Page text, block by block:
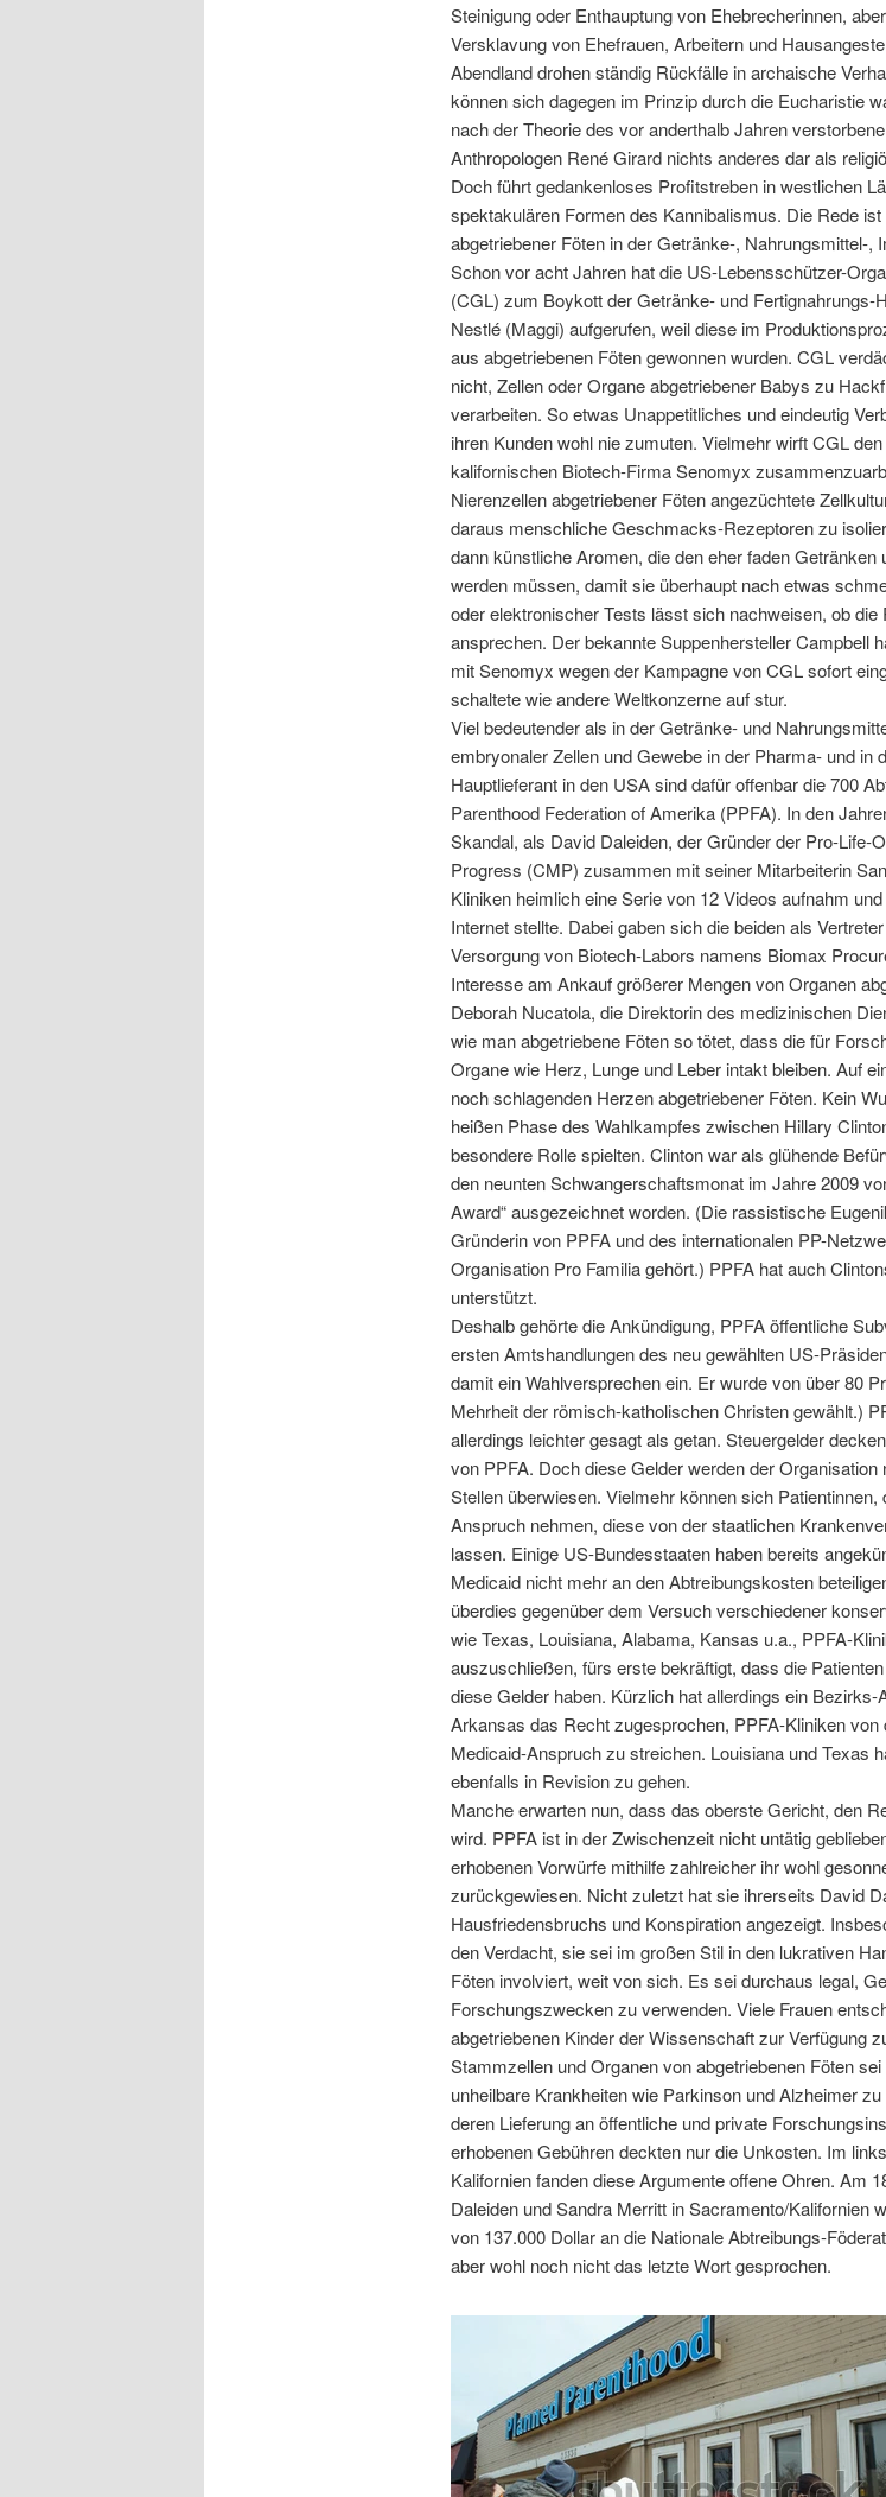
Steinigung oder Enthauptung von Ehebrecherinnen,
Versklavung von Ehefrauen, Arbeitern und
Abendland drohen ständig Rückfälle in archaische
können sich dagegen im Prinzip durch die Eucharistie
nach der Theorie des vor anderthalb Jahren
Anthropologen René Girard nichts anderes dar als
Doch führt gedankenloses Profitstreben in westlichen
spektakulären Formen des Kannibalismus. Die Rede
abgetriebener Föten in der Getränke-, Nahrungsmittel-,
Schon vor acht Jahren hat die US-Lebensschützer-
(CGL) zum Boykott der Getränke- und Fertignahrungs-
Nestlé (Maggi) aufgerufen, weil diese im
aus abgetriebenen Föten gewonnen wurden. CGL
nicht, Zellen oder Organe abgetriebener Babys zu
verarbeiten. So etwas Unappetitliches und eindeutig
ihren Kunden wohl nie zumuten. Vielmehr wirft CGL
kalifornischen Biotech-Firma Senomyx
Nierenzellen abgetriebener Föten angezüchtete
daraus menschliche Geschmacks-Rezeptoren zu
dann künstliche Aromen, die den eher faden
werden müssen, damit sie überhaupt nach etwas
oder elektronischer Tests lässt sich nachweisen, ob die
ansprechen. Der bekannte Suppenhersteller Campbell
mit Senomyx wegen der Kampagne von CGL sofort
schaltete wie andere Weltkonzerne auf stur.
Viel bedeutender als in der Getränke- und
embryonaler Zellen und Gewebe in der Pharma- und in
Hauptlieferant in den USA sind dafür offenbar die 700
Parenthood Federation of Amerika (PPFA). In den
Skandal, als David Daleiden, der Gründer der Pro-Life-
Progress (CMP) zusammen mit seiner Mitarbeiterin
Kliniken heimlich eine Serie von 12 Videos aufnahm
Internet stellte. Dabei gaben sich die beiden als
Versorgung von Biotech-Labors namens Biomax
Interesse am Ankauf größerer Mengen von Organen
Deborah Nucatola, die Direktorin des medizinischen
wie man abgetriebene Föten so tötet, dass die für
Organe wie Herz, Lunge und Leber intakt bleiben. Auf
noch schlagenden Herzen abgetriebener Föten. Kein
heißen Phase des Wahlkampfes zwischen Hillary
besondere Rolle spielten. Clinton war als glühende
den neunten Schwangerschaftsmonat im Jahre 2009
Award“ ausgezeichnet worden. (Die rassistische
Gründerin von PPFA und des internationalen PP-
Organisation Pro Familia gehört.) PPFA hat auch
unterstützt.
Deshalb gehörte die Ankündigung, PPFA öffentliche
ersten Amtshandlungen des neu gewählten US-
damit ein Wahlversprechen ein. Er wurde von über 80
Mehrheit der römisch-katholischen Christen gewählt.)
allerdings leichter gesagt als getan. Steuergelder
von PPFA. Doch diese Gelder werden der
Stellen überwiesen. Vielmehr können sich Patientinnen,
Anspruch nehmen, diese von der staatlichen
lassen. Einige US-Bundesstaaten haben bereits
Medicaid nicht mehr an den Abtreibungskosten
überdies gegenüber dem Versuch verschiedener
wie Texas, Louisiana, Alabama, Kansas u.a., PPFA-
auszuschließen, fürs erste bekräftigt, dass die
diese Gelder haben. Kürzlich hat allerdings ein
Arkansas das Recht zugesprochen, PPFA-Kliniken von
Medicaid-Anspruch zu streichen. Louisiana und Texas
ebenfalls in Revision zu gehen.
Manche erwarten nun, dass das oberste Gericht, den
wird. PPFA ist in der Zwischenzeit nicht untätig
erhobenen Vorwürfe mithilfe zahlreicher ihr wohl
zurückgewiesen. Nicht zuletzt hat sie ihrerseits David
Hausfriedensbruchs und Konspiration angezeigt.
den Verdacht, sie sei im großen Stil in den lukrativen
Föten involviert, weit von sich. Es sei durchaus legal,
Forschungszwecken zu verwenden. Viele Frauen
abgetriebenen Kinder der Wissenschaft zur Verfügung
Stammzellen und Organen von abgetriebenen Föten
unheilbare Krankheiten wie Parkinson und Alzheimer
deren Lieferung an öffentliche und private
erhobenen Gebühren deckten nur die Unkosten. Im
Kalifornien fanden diese Argumente offene Ohren. Am
Daleiden und Sandra Merritt in Sacramento/Kalifornien
von 137.000 Dollar an die Nationale Abtreibungs-
aber wohl noch nicht das letzte Wort gesprochen.